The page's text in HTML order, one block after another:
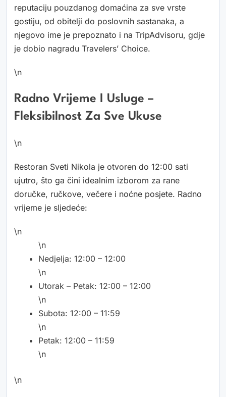
reputaciju pouzdanog domaćina za sve vrste
gostiju, od obitelji do poslovnih sastanaka, a
njegovo ime je prepoznato i na TripAdvisoru, gdje
je dobio nagradu Travelers’ Choice.
\n
Radno Vrijeme I Usluge –
Fleksibilnost Za Sve Ukuse
\n
Restoran Sveti Nikola je otvoren do 12:00 sati
ujutro, što ga čini idealnim izborom za rane
doručke, ručkove, večere i noćne posjete. Radno
vrijeme je sljedeće:
\n
\n
Nedjelja: 12:00 – 12:00
\n
Utorak – Petak: 12:00 – 12:00
\n
Subota: 12:00 – 11:59
\n
Petak: 12:00 – 11:59
\n
\n